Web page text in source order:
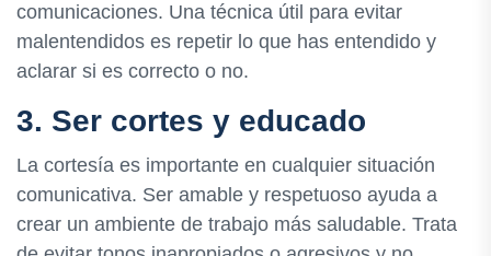
comunicaciones. Una técnica útil para evitar
malentendidos es repetir lo que has entendido y
aclarar si es correcto o no.
3. Ser cortes y educado
La cortesía es importante en cualquier situación
comunicativa. Ser amable y respetuoso ayuda a
crear un ambiente de trabajo más saludable. Trata